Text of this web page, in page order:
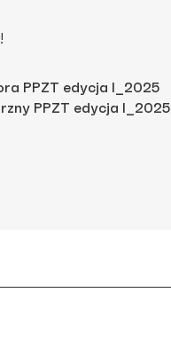
PPZT edycja I_2025
PPZT edycja I_2025